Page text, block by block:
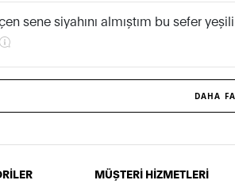
sene siyahını almıştım bu sefer
DAHA
MÜŞTERİ HİZMETLERİ